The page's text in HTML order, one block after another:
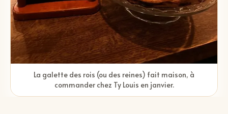
La galette des rois (ou des reines) fait maison, à
commander chez Ty Louis en janvier.